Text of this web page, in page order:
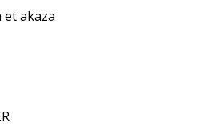
et akaza